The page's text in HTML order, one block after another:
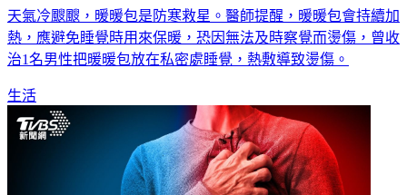
天氣冷颼颼，暖暖包是防寒救星。醫師提醒，暖暖包會持續加
熱，應避免睡覺時用來保暖，恐因無法及時察覺而燙傷，曾收
治1名男性把暖暖包放在私密處睡覺，熱敷導致燙傷。
生活